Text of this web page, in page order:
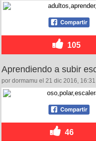
105
Aprendiendo a subir
por dormamu el 21 dic 2016, 16:31
46